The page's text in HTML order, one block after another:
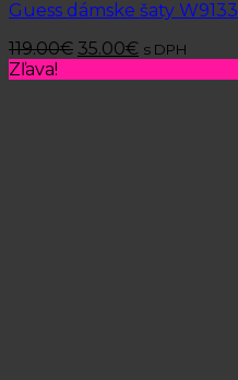
Guess dámske šaty W9133
119.00€ 35.00€ s DPH
Zľava!